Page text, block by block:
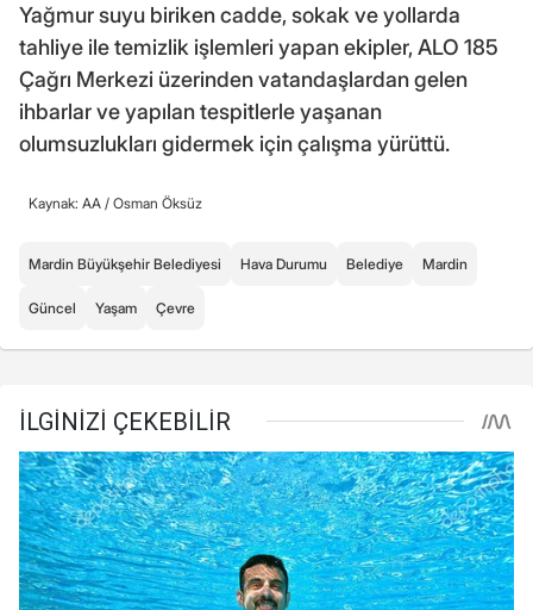
Yağmur suyu biriken cadde, sokak ve yollarda
tahliye ile temizlik işlemleri yapan ekipler, ALO 185
Çağrı Merkezi üzerinden vatandaşlardan gelen
ihbarlar ve yapılan tespitlerle yaşanan
olumsuzlukları gidermek için çalışma yürüttü.
Kaynak: AA / Osman Öksüz
Mardin Büyükşehir Belediyesi Hava Durumu Belediye Mardin
Güncel Yaşam Çevre